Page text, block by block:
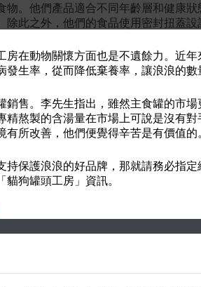
物。他們產品適合不同年齡層和健康
此之外，他們的食品使用密封扭蓋
房在動物關懷方面也是不遺餘力。近
生率，從而降低棄養率，讓浪浪的
銷售。李先生指出，雖然主食罐的市
精熬製的含湯量在市場上可說是沒有
所改善，他們便覺得辛苦是有價值的
持保護浪浪的好品牌，那就請務必指
狗罐頭工房」資訊。